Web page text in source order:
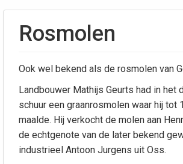
Rosmolen
Ook wel bekend als de rosmolen van
Landbouwer Mathijs Geurts had in het
schuur een graanrosmolen waar hij tot
maalde. Hij verkocht de molen aan
de echtgenote van de later bekend
industrieel Antoon Jurgens uit Oss.